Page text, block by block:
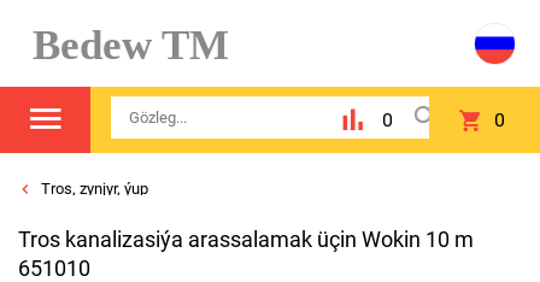
Bedew TM
0 0
Tros, zynjyr, ýup
Tros kanalizasiýa arassalamak üçin Wokin 10 m
651010